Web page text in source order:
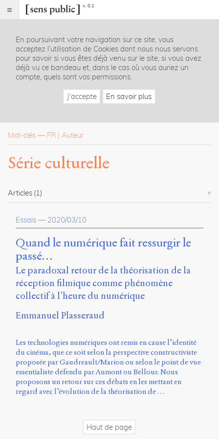
v. 0.1
Index
Rubriques
Essais
La
revue
Présentation
Publier
À
propos
du
site
Archipel
ligne
Université
de
Sherbrooke
Campus
de
Longueuil
Local
En poursuivant votre navigation sur ce site, vous
acceptez l’utilisation de Cookies dont nous nous servons
pour savoir si vous êtes déjà venu sur le site, si vous avez
déjà vu ce bandeau et, dans le cas où vous auriez un
compte, quels sont vos permissions.
J'accepte En savoir plus
Mot-clés — FR Auteur
Série culturelle
Articles (1)
Essais — 2020/03/10
Quand le numérique fait ressurgir le
passé…
Le paradoxal retour de la théorisation de la
réception filmique comme phénomène
collectif à l’heure du numérique
Emmanuel Plasseraud
Les technologies numériques ont remis en cause l’identité
du cinéma, que ce soit selon la perspective constructiviste
proposée par Gaudreault/Marion ou selon le point de vue
essentialiste défendu par Aumont ou Bellour. Nous
proposons un retour sur ces débats en les mettant en
regard avec l’évolution de la théorisation de …
Haut de page